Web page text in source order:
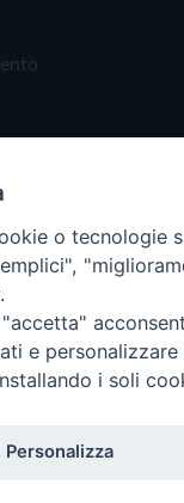
- Vita
o tecnologie
e
i soli
Personalizza